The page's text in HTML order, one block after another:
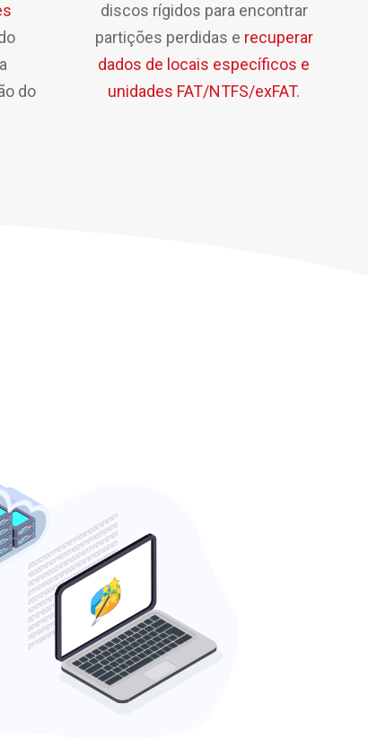
do
discos rígidos para encontrar
partições perdidas e recuperar
dados de locais específicos e
unidades FAT/NTFS/exFAT.